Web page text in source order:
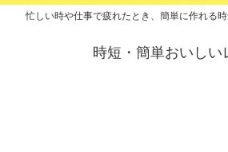
忙しい時や仕事で疲れたとき、簡単に作れる
時短・簡単おいしい